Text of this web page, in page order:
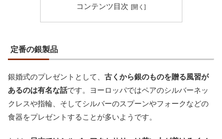
コンテンツ目次
定番の銀製品
銀婚式のプレゼントとして、 古くから銀のものを贈る風習が
あるのは有名な話です。ヨーロッパではペアのシルバーネッ
クレスや指輪、そしてシルバーのスプーンやフォークなどの
食器をプレゼントすることが多いようです。